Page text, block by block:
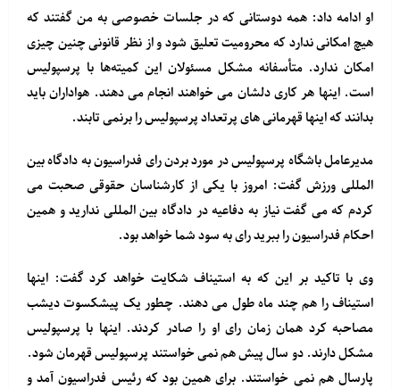
او ادامه داد: همه دوستانی که در جلسات خصوصی به من گفتند که
هیچ امکانی ندارد که محرومیت تعلیق شود و از نظر قانونی چنین چیزی
امکان ندارد. متأسفانه مشکل مسئولان این کمیته‌ها با پرسپولیس
است. اینها هر کاری دلشان می خواهند انجام می دهند. هواداران باید
بدانند که اینها قهرمانی های پرتعداد پرسپولیس را برنمی تابند.
مدیرعامل باشگاه پرسپولیس در مورد بردن رای فدراسیون به دادگاه بین
المللی ورزش گفت: امروز با یکی از کارشناسان حقوقی صحبت می
کردم که می گفت نیاز به دفاعیه در دادگاه بین المللی ندارید و همین
احکام فدراسیون را ببرید رای به سود شما خواهد بود.
وی با تاکید بر این که به استیناف شکایت خواهد کرد گفت: اینها
استیناف را هم چند ماه طول می دهند. چطور یک پیشکسوت دیشب
مصاحبه کرد همان زمان رای او را صادر کردند. اینها با پرسپولیس
مشکل دارند. دو سال پیش هم نمی خواستند پرسپولیس قهرمان شود.
پارسال هم نمی خواستند. برای همین بود که رئیس فدراسیون آمد و